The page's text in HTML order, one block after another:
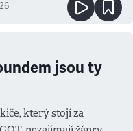
jsou ty
který stojí za